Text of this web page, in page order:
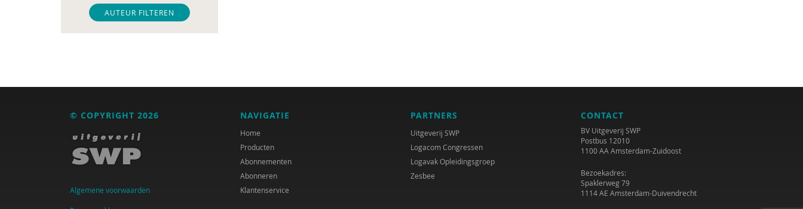
Mariël Kanne
Anne-Ruth van Leeuwen
AUTEUR FILTEREN
© COPYRIGHT 2026
Algemene voorwaarden
NAVIGATIE
Home
Producten
Abonnementen
Abonneren
Klantenservice
PARTNERS
Uitgeverij SWP
Logacom Congressen
Logavak Opleidingsgroep
Zesbee
CONTACT
BV Uitgeverij SWP
Postbus 12010
1100 AA Amsterdam-Zuidoost
Bezoekadres:
Spaklerweg 79
1114 AE Amsterdam-Duivendrecht